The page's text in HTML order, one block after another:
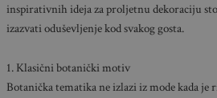
inspirativnih ideja za proljetnu dekoraciju
izazvati oduševljenje kod svakog gosta.
1. Klasični botanički motiv
Botanička tematika ne izlazi iz mode kada